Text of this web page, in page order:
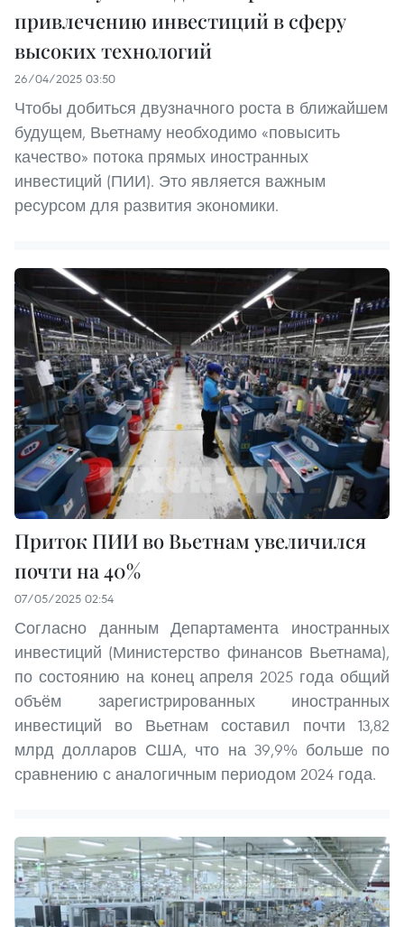
привлечению инвестиций в сферу
высоких технологий
26/04/2025 03:50
Чтобы добиться двузначного роста в ближайшем
будущем, Вьетнаму необходимо «повысить
качество» потока прямых иностранных
инвестиций (ПИИ). Это является важным
ресурсом для развития экономики.
Приток ПИИ во Вьетнам увеличился
почти на 40%
07/05/2025 02:54
Согласно данным Департамента иностранных
инвестиций (Министерство финансов Вьетнама),
по состоянию на конец апреля 2025 года общий
объём зарегистрированных иностранных
инвестиций во Вьетнам составил почти 13,82
млрд долларов США, что на 39,9% больше по
сравнению с аналогичным периодом 2024 года.